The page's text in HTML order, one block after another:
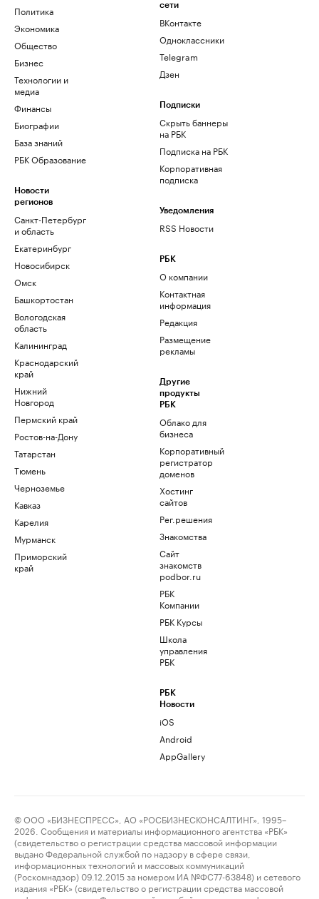
Политика
Экономика
Общество
Бизнес
Технологии и
медиа
Финансы
Биографии
База знаний
РБК Образование
Новости
регионов
Санкт-Петербург
и область
Екатеринбург
Новосибирск
Омск
Башкортостан
Вологодская
область
Калининград
Краснодарский
край
Нижний
Новгород
Пермский край
Ростов-на-Дону
Татарстан
Тюмень
Черноземье
Кавказ
Карелия
Мурманск
Приморский
край
сети
ВКонтакте
Одноклассники
Telegram
Дзен
Подписки
Скрыть баннеры
на РБК
Подписка на РБК
Корпоративная
подписка
Уведомления
RSS Новости
РБК
О компании
Контактная
информация
Редакция
Размещение
рекламы
Другие
продукты
РБК
Облако для
бизнеса
Корпоративный
регистратор
доменов
Хостинг
сайтов
Рег.решения
Знакомства
Сайт
знакомств
podbor.ru
РБК
Компании
РБК Курсы
Школа
управления
РБК
РБК
Новости
iOS
Android
AppGallery
© ООО «БИЗНЕСПРЕСС», АО «РОСБИЗНЕСКОНСАЛТИНГ», 1995–
2026. Сообщения и материалы информационного агентства «РБК»
(свидетельство о регистрации средства массовой информации
выдано Федеральной службой по надзору в сфере связи,
информационных технологий и массовых коммуникаций
(Роскомнадзор) 09.12.2015 за номером ИА №ФС77-63848) и сетевого
издания «РБК» (свидетельство о регистрации средства массовой